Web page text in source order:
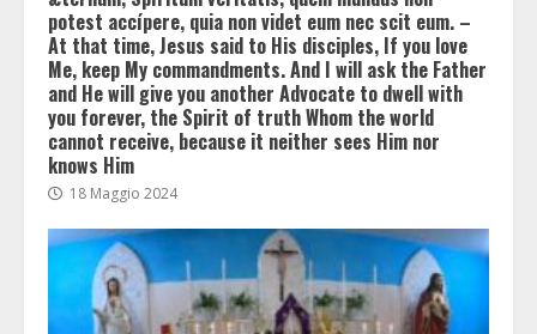
potest accípere, quia non videt eum nec scit eum. –
At that time, Jesus said to His disciples, If you love
Me, keep My commandments. And I will ask the Father
and He will give you another Advocate to dwell with
you forever, the Spirit of truth Whom the world
cannot receive, because it neither sees Him nor
knows Him
18 Maggio 2024